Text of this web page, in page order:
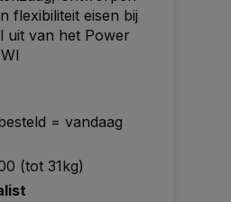
flexibiliteit eisen bij
uit van het Power
= vandaag
(tot 31kg)